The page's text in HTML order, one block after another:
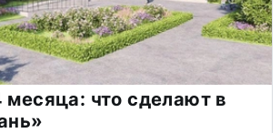
месяца: что сделают в